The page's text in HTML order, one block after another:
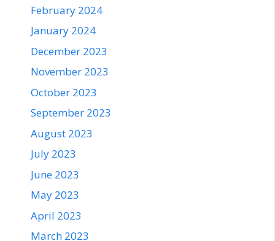
February 2024
January 2024
December 2023
November 2023
October 2023
September 2023
August 2023
July 2023
June 2023
May 2023
April 2023
March 2023